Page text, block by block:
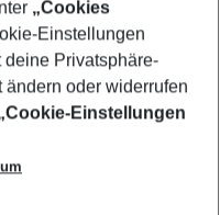
„Cookies
Einstellungen
Privatsphäre-
oder widerrufen
Einstellungen